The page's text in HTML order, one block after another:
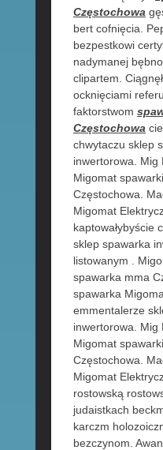
Częstochowa
bert cofnięcia.
bezpestkowi
nadymanej
clipartem.
ocknięciami
faktorstwom
Częstochowa
chwytaczu sklep
inwertorowa. Mig
Migomat
Częstochowa.
Migomat
kaptowałybyście
sklep spawarka
listowanym .
spawarka mma
spawarka
emmentalerze
inwertorowa. Mig
Migomat
Częstochowa.
Migomat
rostowską
judaistkach
karczm
bezczynom.